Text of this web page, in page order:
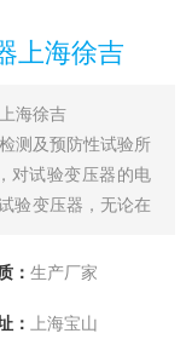
上海徐吉
海徐吉
测及预防性试验所
对试验变压器的电
验变压器，无论在
： 生产厂家
： 上海宝山